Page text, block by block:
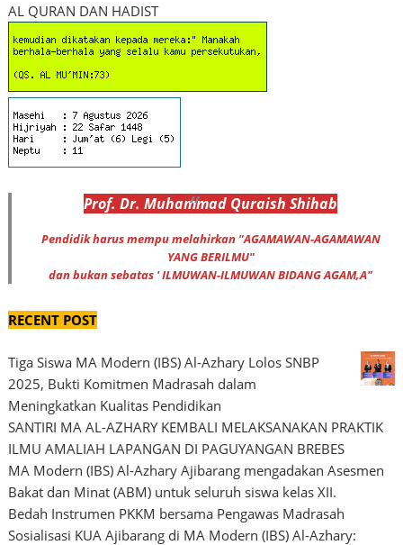
AL QURAN DAN HADIST
Prof. Dr. Muhammad Quraish Shihab
Pendidik harus mempu melahirkan "AGAMAWAN-AGAMAWAN
YANG BERILMU"
dan bukan sebatas ' ILMUWAN-ILMUWAN BIDANG AGAM,A"
RECENT POST
Tiga Siswa MA Modern (IBS) Al-Azhary Lolos SNBP
2025, Bukti Komitmen Madrasah dalam
Meningkatkan Kualitas Pendidikan
SANTIRI MA AL-AZHARY KEMBALI MELAKSANAKAN PRAKTIK
ILMU AMALIAH LAPANGAN DI PAGUYANGAN BREBES
MA Modern (IBS) Al-Azhary Ajibarang mengadakan Asesmen
Bakat dan Minat (ABM) untuk seluruh siswa kelas XII.
Bedah Instrumen PKKM bersama Pengawas Madrasah
Sosialisasi KUA Ajibarang di MA Modern (IBS) Al-Azhary: